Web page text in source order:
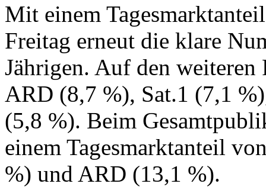
Mit einem
Freitag erneut die klare
Jährigen. Auf den
ARD (8,7 %), Sat.1 (7,1
(5,8 %). Beim
einem Tagesmarktanteil
%) und ARD (13,1 %).